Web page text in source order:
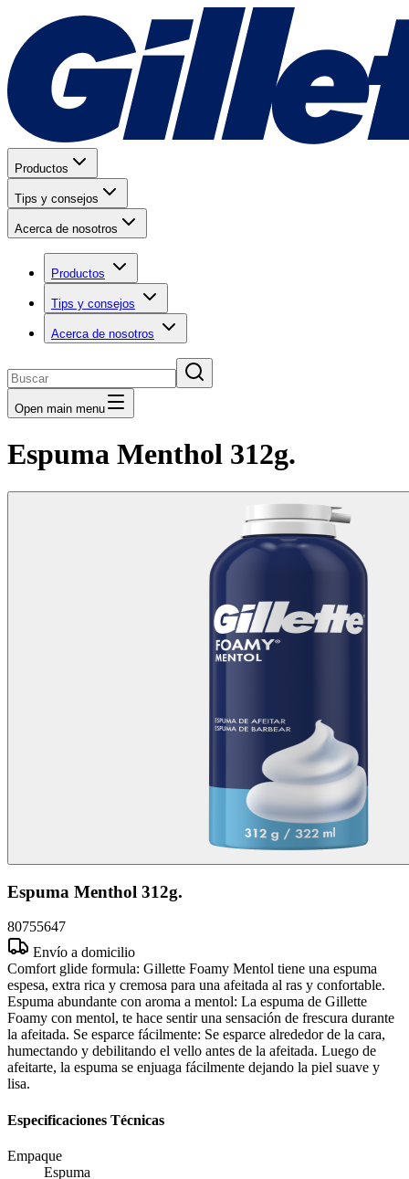
Productos
Tips y consejos
Acerca de nosotros
Productos
Tips y consejos
Acerca de nosotros
Open main menu
Espuma Menthol 312g.
Espuma Menthol 312g.
80755647
Envío a domicilio
Comfort glide formula: Gillette Foamy Mentol tiene una espuma
espesa, extra rica y cremosa para una afeitada al ras y confortable.
Espuma abundante con aroma a mentol: La espuma de Gillette
Foamy con mentol, te hace sentir una sensación de frescura durante
la afeitada. Se esparce fácilmente: Se esparce alrededor de la cara,
humectando y debilitando el vello antes de la afeitada. Luego de
afeitarte, la espuma se enjuaga fácilmente dejando la piel suave y
lisa.
Especificaciones Técnicas
Empaque
Espuma